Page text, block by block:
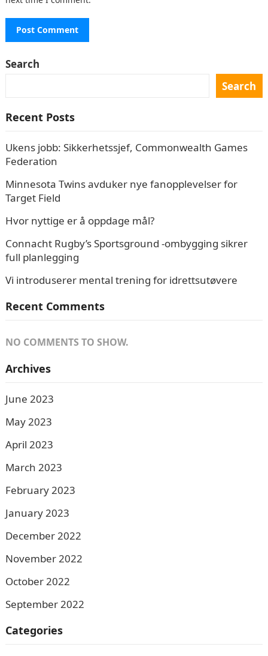
Search
Search
Recent Posts
Ukens jobb: Sikkerhetssjef, Commonwealth Games
Federation
Minnesota Twins avduker nye fanopplevelser for
Target Field
Hvor nyttige er å oppdage mål?
Connacht Rugby’s Sportsground -ombygging sikrer
full planlegging
Vi introduserer mental trening for idrettsutøvere
Recent Comments
NO COMMENTS TO SHOW.
Archives
June 2023
May 2023
April 2023
March 2023
February 2023
January 2023
December 2022
November 2022
October 2022
September 2022
Categories